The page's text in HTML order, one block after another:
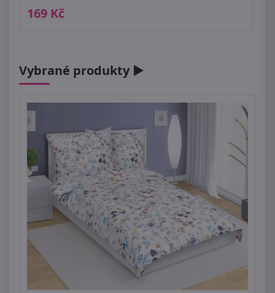
169 Kč
Vybrané produkty ►